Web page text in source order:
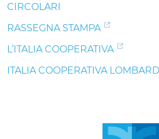
CIRCOLARI
RASSEGNA STAMPA
L’ITALIA COOPERATIVA
ITALIA COOPERATIVA